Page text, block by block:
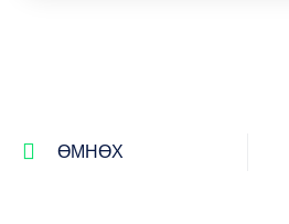
ӨМНӨХ